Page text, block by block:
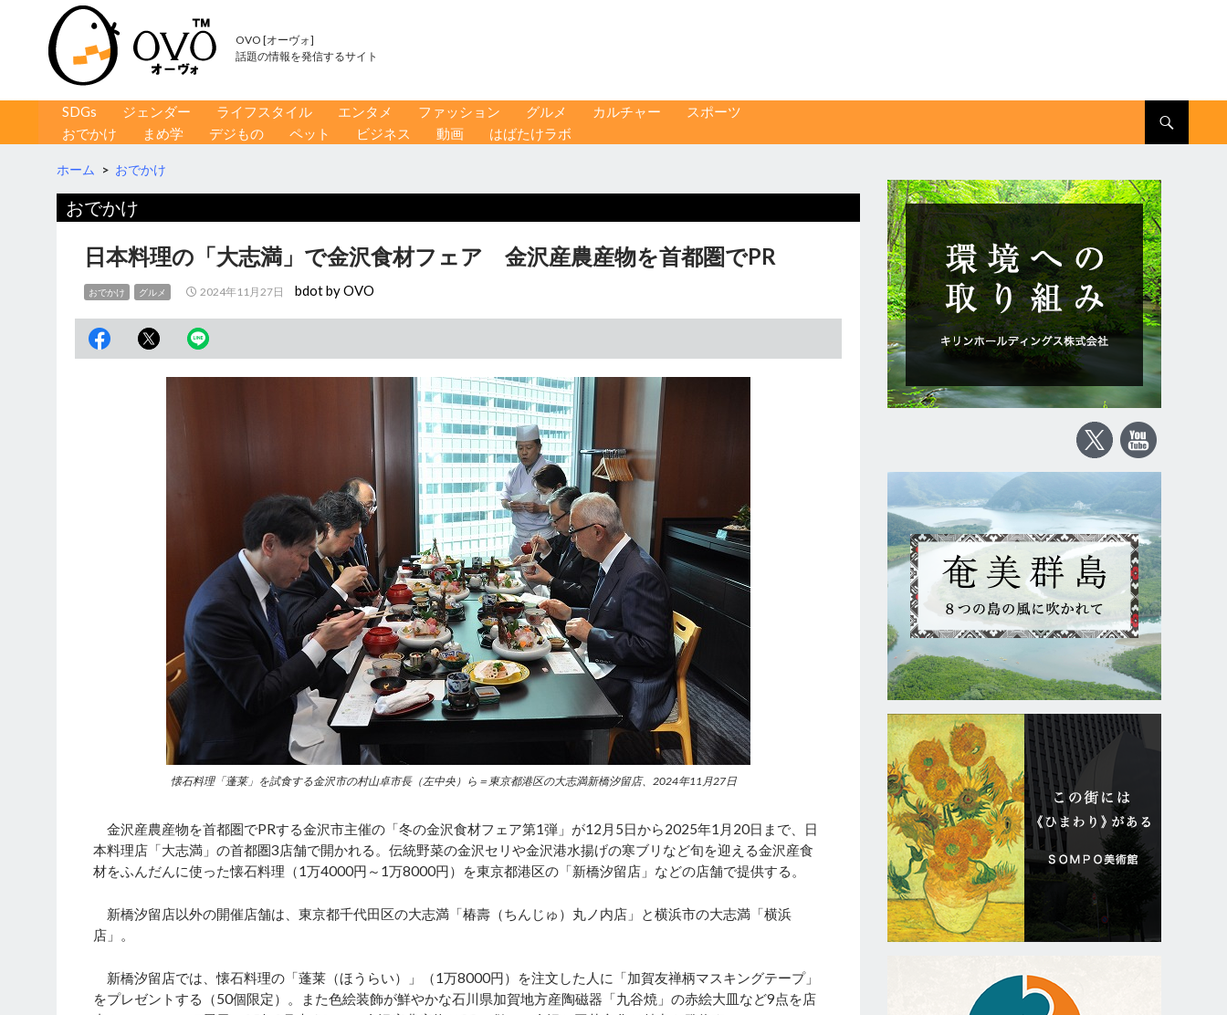
OVO [オーヴォ]
話題の情報を発信するサイト
コンテンツへ移動
SDGs ジェンダー ライフスタイル エンタメ ファッション グルメ カルチャー
スポーツ
おでかけ
まめ学 デジもの ペット ビジネス 動画 はばたけラボ
ホーム > おでかけ
おでかけ
日本料理の「大志満」で金沢食材フェア 金沢産農産物を首都圏でPR
おでかけ グルメ 2024年11月27日 bdot by OVO
懐石料理「蓬莱」を試食する金沢市の村山卓市長（左中央）ら＝東京都港区の大志満新橋汐留店、2024年11月27日
金沢産農産物を首都圏でPRする金沢市主催の「冬の金沢食材フェア第1弾」が12月5日から2025年1月20日まで、日
本料理店「大志満」の首都圏3店舗で開かれる。伝統野菜の金沢セリや金沢港水揚げの寒ブリなど旬を迎える金沢産食
材をふんだんに使った懐石料理（1万4000円～1万8000円）を東京都港区の「新橋汐留店」などの店舗で提供する。
新橋汐留店以外の開催店舗は、東京都千代田区の大志満「椿壽（ちんじゅ）丸ノ内店」と横浜市の大志満「横浜
店」。
新橋汐留店では、懐石料理の「蓬莱（ほうらい）」（1万8000円）を注文した人に「加賀友禅柄マスキングテープ」
をプレゼントする（50個限定）。また色絵装飾が鮮やかな石川県加賀地方産陶磁器「九谷焼」の赤絵大皿など9点を店